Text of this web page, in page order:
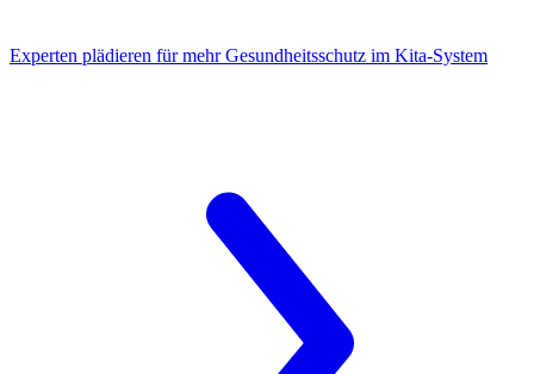
Experten plädieren für mehr Gesundheitsschutz im Kita-System